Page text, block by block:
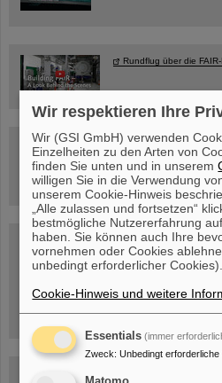
Rundflug über die
Besichtigung von GSI/
jetzt Termin buchen!
Blog Beam On
Menschen ...hinter GSI
Wir respektieren Ihre
Wir (GSI GmbH) verwenden
Einzelheiten zu den Arten von
finden Sie unten und in unserem
willigen Sie in die Verwendung
unserem Cookie-Hinweis
„Alle zulassen und fortsetzen“
bestmögliche Nutzererfahrung
haben. Sie können auch Ihre
vornehmen oder Cookies
unbedingt erforderlicher Cookies).
Cookie-Hinweis und weitere
Essentials (immer
Zweck: Unbedingt erforderliche